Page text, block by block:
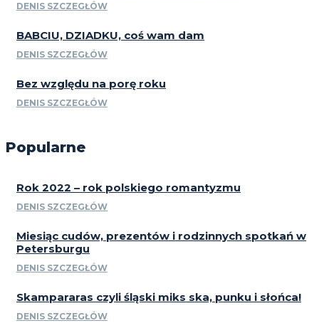
DENIS SZCZEGŁÓW
BABCIU, DZIADKU, coś wam dam
DENIS SZCZEGŁÓW
Bez względu na porę roku
DENIS SZCZEGŁÓW
Popularne
Rok 2022 – rok polskiego romantyzmu
DENIS SZCZEGŁÓW
Miesiąc cudów, prezentów i rodzinnych spotkań w
Petersburgu
DENIS SZCZEGŁÓW
Skampararas czyli śląski miks ska, punku i słońca!
DENIS SZCZEGŁÓW